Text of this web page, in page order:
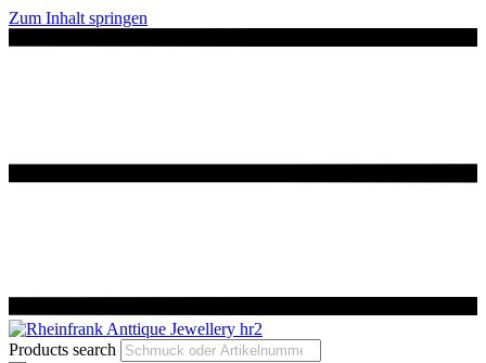
Zum Inhalt springen
Products search